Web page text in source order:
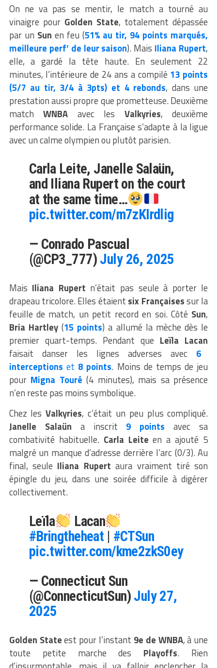
On ne va pas se mentir, le match a tourné au
vinaigre pour Golden State, totalement dépassée
par un Sun en feu (51% au tir, 94 points marqués,
meilleure perf’ de leur saison). Mais Iliana Rupert,
elle, a gardé la tête haute. En seulement 22
minutes, l’intérieure de 24 ans a compilé 13 points
(5/7 au tir, 3/4 à 3pts) et 4 rebonds, dans une
prestation aussi propre que prometteuse. Deuxième
matchWNBA avec les Valkyries, deuxième
performance solide. La Française s’adapte à la ligue
avec un calme olympien ou plutôt parisien.
Carla Leite, Janelle Salaün,
and Iliana Rupert on the court
at the same time…
pic.twitter.com/m7zKIrdlig
— Conrado Pascual
(@CP3_777) July 26, 2025
Mais Iliana Rupert n’était pas seule à porter le
drapeau tricolore. Elles étaient six Françaisessur la
feuille de match, un petit record en soi. Côté Sun,
Bria Hartley(15 points) a allumé la mèche dès le
premier quart-temps. Pendant que Leïla Lacan
faisait danser les lignes adverses avec 6
interceptions et 8 points. Moins de temps de jeu
pour Migna Touré (4 minutes), mais sa présence
n’en reste pas moins symbolique.
Chez lesValkyries, c’était un peu plus compliqué.
Janelle Salaün a inscrit 9 points avec sa
combativité habituelle. Carla Leite en a ajouté 5
malgré un manque d’adresse derrière l’arc (0/3). Au
final, seule Iliana Rupert aura vraiment tiré son
épingle du jeu, dans une soirée difficile à digérer
collectivement.
Leïla
Lacan
#Bringtheheat | #CTSun
pic.twitter.com/kme2zkS0ey
— Connecticut Sun
(@ConnecticutSun) July 27,
2025
Golden Stateest pour l’instant 9e de WNBA, à une
toute petite marche des Playoffs. Rien